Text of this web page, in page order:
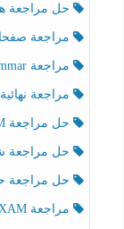
حل مراجعة هيكلة
مراجعة صفحات
مراجعة Review Grammar حسب الهيكل اللغة الإنجليزية الصف الخامس الفصل الثالث
مراجعة نهائية
حل مراجعة FINAL EXAMاللغة الإنجليزية الصف الخامس الفصل الثالث
حل مراجعة شاملة
حل مراجعة حسب
مراجعة FINAL EXAMاللغة الإنجليزية الصف الخامس الفصل الثالث